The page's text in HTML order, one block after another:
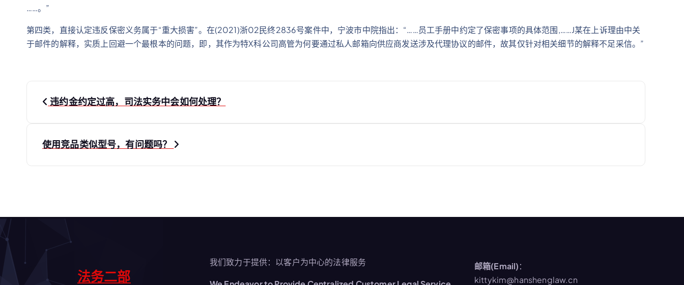
……。”
第四类，直接认定违反保密义务属于“重大损害”。在(2021)浙02民终2836号案件中，宁波市中院指出：“……员工手册中约定了保密事项的具体范围,……J某在上诉理由中关
于邮件的解释，实质上回避一个最根本的问题，即，其作为特X科公司高管为何要通过私人邮箱向供应商发送涉及代理协议的邮件，故其仅针对相关细节的解释不足采信。”
文
导
违约金约定过高，司法实务中会如何处理？
使用竞品类似型号，有问题吗？
法务二部
我们致力于提供：以客户为中心的法律服务 邮箱(Email)：
kittykim@hanshenglaw.cn